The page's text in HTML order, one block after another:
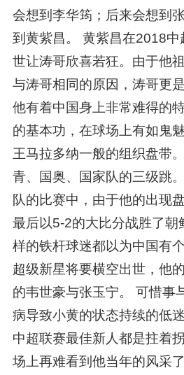
会想到李华筠；后来会想到
到黄紫昌。 黄紫昌在2018中
世让涛哥欣喜若狂。由于他
与涛哥相同的原因，涛哥更
他有着中国身上非常难得的
的基本功，在球场上有如鬼
王马拉多纳一般的组织盘带
青、国奥、国家队的三级跳
队的比赛中，由于他的出现
最后以5-2的大比分战胜了朝
样的铁杆球迷都以为中国有
超级新星将要横空出世，他
的韦世豪与张玉宁。 可惜事
病导致小黄的状态持续的低
中超联赛最佳新人都是拄着
场上再难看到他当年的风采